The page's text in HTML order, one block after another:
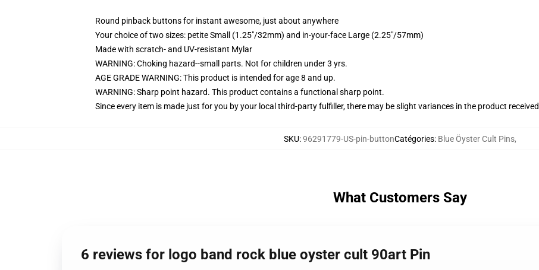
Round pinback buttons for instant awesome, just about anywhere
Your choice of two sizes: petite Small (1.25"/32mm) and in-your-face Large (2.25"/57mm)
Made with scratch- and UV-resistant Mylar
WARNING: Choking hazard--small parts. Not for children under 3 yrs.
AGE GRADE WARNING: This product is intended for age 8 and up.
WARNING: Sharp point hazard. This product contains a functional sharp point.
Since every item is made just for you by your local third-party fulfiller, there may be slight variances in the product received
SKU:96291779-US-pin-buttonCatégories: Blue Öyster Cult Pins,
What Customers Say
6 reviews for logo band rock blue oyster cult 90art Pin